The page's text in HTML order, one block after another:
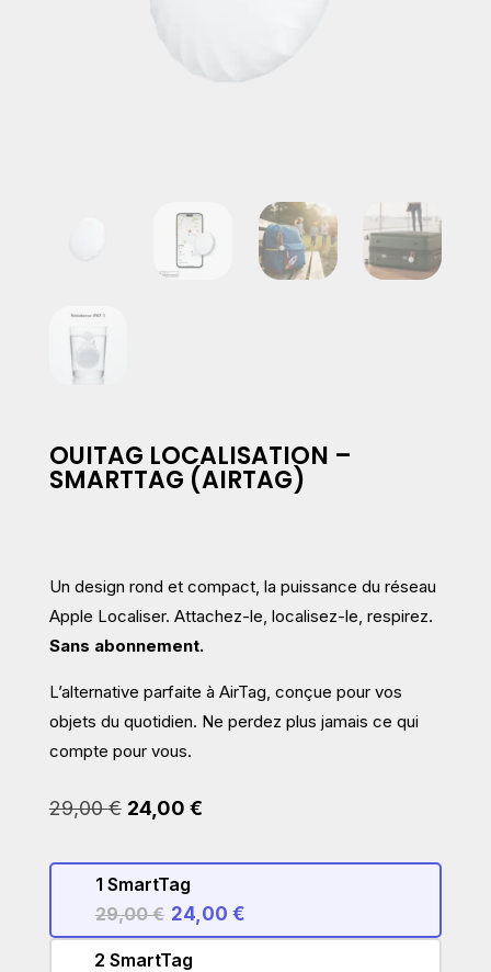
OUITAG LOCALISATION –
SMARTTAG (AIRTAG)
Un design rond et compact, la puissance du réseau
Apple Localiser. Attachez-le, localisez-le, respirez.
Sans abonnement.
L’alternative parfaite à AirTag, conçue pour vos
objets du quotidien. Ne perdez plus jamais ce qui
compte pour vous.
29,00€ Le
prix
était :
29,00 €.
24,00 €Le
est :
1 SmartTag
29,00 € 24,00 €
2 SmartTag